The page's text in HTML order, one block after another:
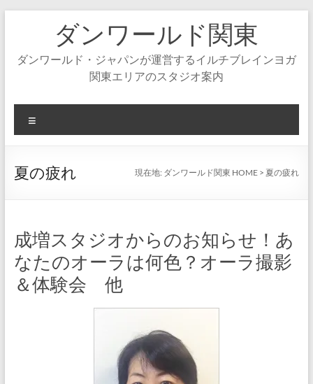
ダンワールド関東
ダンワールド・ジャパンが運営するイルチブレインヨガ
関東エリアのスタジオ案内
ニ
ー
夏の疲れ 現在地: ダンワールド関東 HOME > 夏の疲れ
成増スタジオからのお知らせ！あ
なたのオーラは何色？オーラ撮影
＆体験会 他